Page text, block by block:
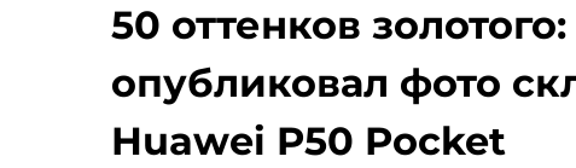
50 оттенков
опубликовал фото
Huawei P50 Pocket